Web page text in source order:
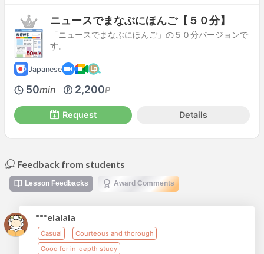
ニュースでまなぶにほんご【５０分】
「ニュースでまなぶにほんご」の５０分バージョンで
す。
Japanese
50min 2,200P
Request Details
Feedback from students
Lesson Feedbacks Award Comments
***elalala
Casual
Courteous and thorough
Good for in-depth study